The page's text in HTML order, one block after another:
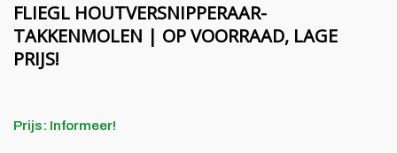
FLIEGL HOUTVERSNIPPERAAR-
TAKKENMOLEN | OP VOORRAAD, LAGE
PRIJS!
Prijs: Informeer!